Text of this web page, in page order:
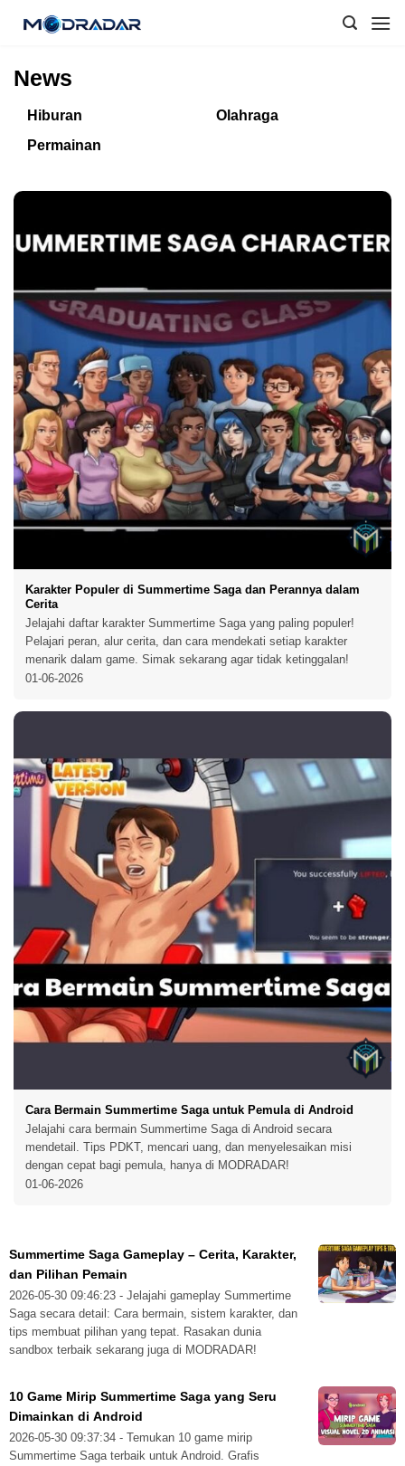
News
Hiburan
Olahraga
Permainan
Karakter Populer di Summertime Saga dan Perannya dalam
Cerita
Jelajahi daftar karakter Summertime Saga yang paling populer!
Pelajari peran, alur cerita, dan cara mendekati setiap karakter
menarik dalam game. Simak sekarang agar tidak ketinggalan!
01-06-2026
Cara Bermain Summertime Saga untuk Pemula di Android
Jelajahi cara bermain Summertime Saga di Android secara
mendetail. Tips PDKT, mencari uang, dan menyelesaikan misi
dengan cepat bagi pemula, hanya di MODRADAR!
01-06-2026
Summertime Saga Gameplay – Cerita, Karakter,
dan Pilihan Pemain
2026-05-30 09:46:23 - Jelajahi gameplay Summertime
Saga secara detail: Cara bermain, sistem karakter, dan
tips membuat pilihan yang tepat. Rasakan dunia
sandbox terbaik sekarang juga di MODRADAR!
10 Game Mirip Summertime Saga yang Seru
Dimainkan di Android
2026-05-30 09:37:34 - Temukan 10 game mirip
Summertime Saga terbaik untuk Android. Grafis